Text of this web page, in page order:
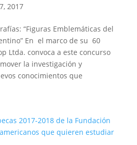
2017
“Figuras Emblemáticas del
En el marco de su 60
Ltda. convoca a este concurso
la investigación y
conocimientos que